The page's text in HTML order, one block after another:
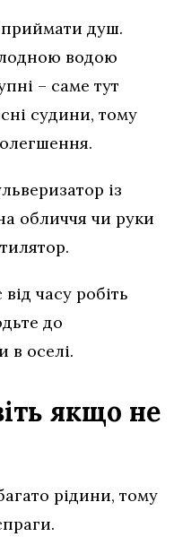
душ.
водою
– саме тут
судини, тому
із
обличчя чи руки
часу робіть
до
в оселі.
якщо не
рідини, тому